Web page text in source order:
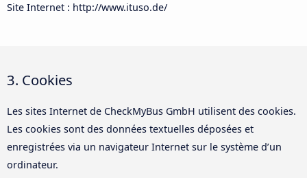
Site Internet : http://www.ituso.de/
3. Cookies
Les sites Internet de CheckMyBus GmbH utilisent des cookies.
Les cookies sont des données textuelles déposées et
enregistrées via un navigateur Internet sur le système d’un
ordinateur.